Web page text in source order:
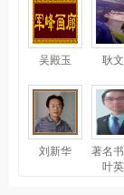
吴殿玉 耿
刘新华
著名
叶